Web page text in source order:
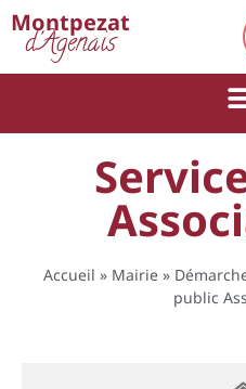
Montpezat
d'Agenais
Accueil » Mairie »
public
Cookies management panel